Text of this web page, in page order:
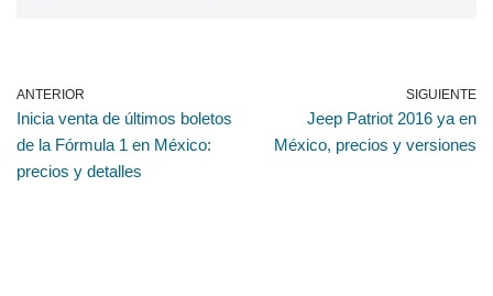
ANTERIOR
Inicia venta de últimos boletos
de la Fórmula 1 en México:
precios y detalles
SIGUIENTE
Jeep Patriot 2016 ya en
México, precios y versiones